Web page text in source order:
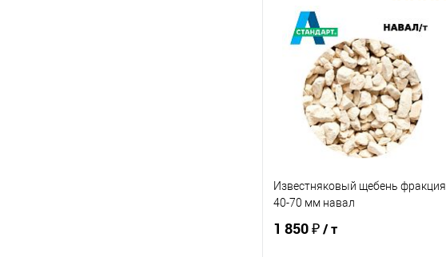
Купить в 1 клик
Сравнение
В избранное
В наличии
Известняковый щебень фракция
40-70 мм навал
1 850 ₽/ т